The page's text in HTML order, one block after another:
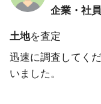
企業・社
土地を査定
迅速に調査してく
いました。